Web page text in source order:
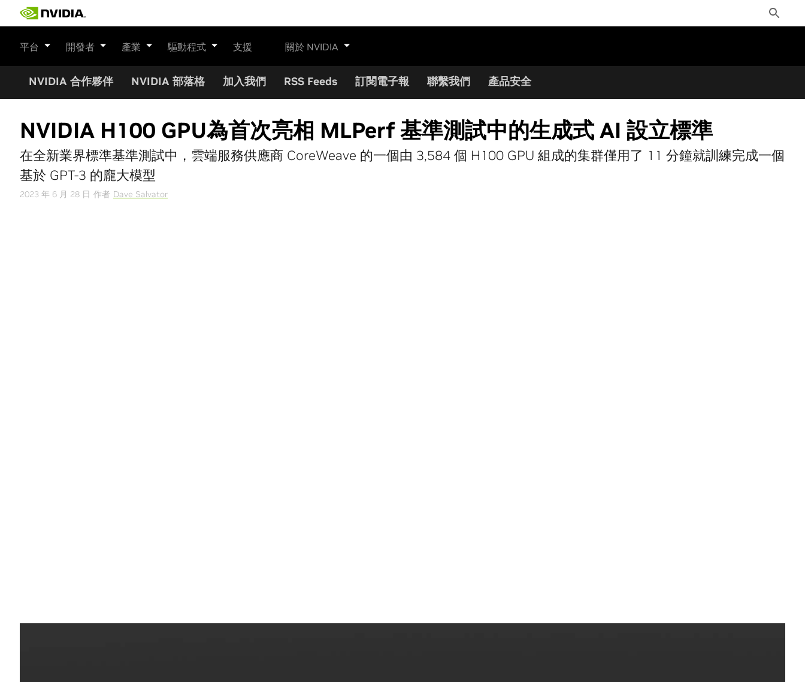
Toggle
Search
平台 開發者 產業 驅動程式 支援 關於 NVIDIA
NVIDIA 合作夥伴 NVIDIA 部落格 加入我們 RSS Feeds 訂閱電子報 聯繫我們 產品安全
NVIDIA H100 GPU為首次亮相 MLPerf 基準測試中的生成式 AI 設立標準
在全新業界標準基準測試中，雲端服務供應商 CoreWeave 的一個由 3,584 個 H100 GPU 組成的集群僅用了 11 分鐘就訓練完成一個
基於 GPT-3 的龐大模型
2023 年 6 月 28 日 作者 Dave Salvator